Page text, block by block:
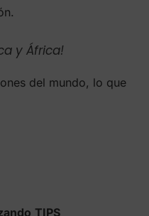
y África!
del mundo, lo que
TIPS